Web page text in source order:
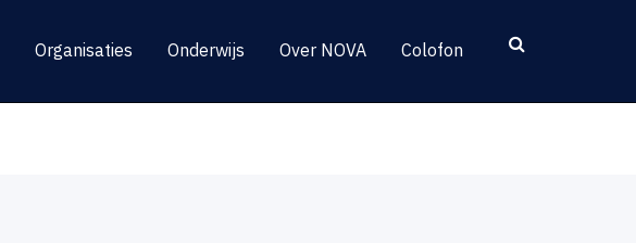
Organisaties Onderwijs Over NOVA Colofon